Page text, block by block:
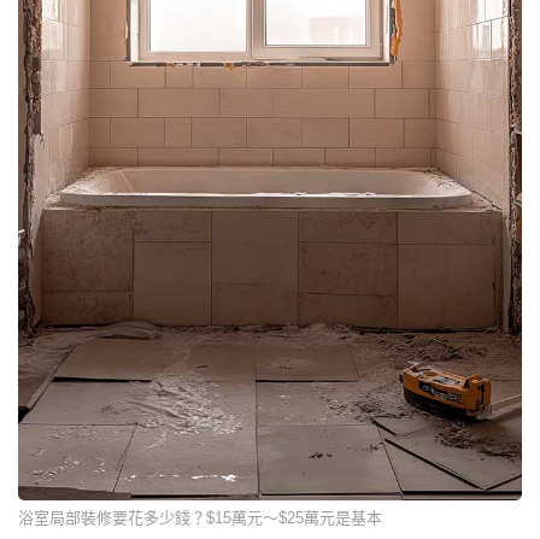
浴室局部裝修要花多少錢？$15萬元～$25萬元是基本